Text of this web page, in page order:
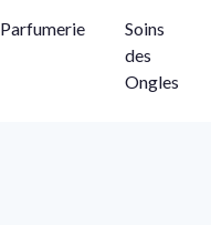
Parfumerie
Soins
des
Ongles